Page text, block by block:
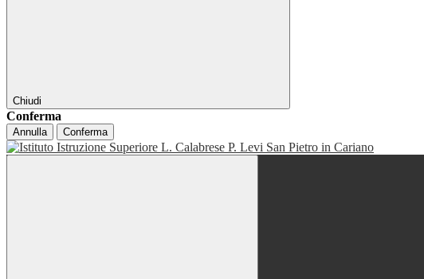
Chiudi
Conferma
Annulla Conferma